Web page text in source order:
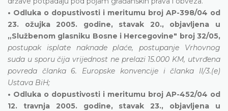
• Odluka o dopustivosti i meritumu broj AP-398/04 od
23. ožujka 2005. godine, stavak 20., objavljena u
„Službenom glasniku Bosne i Hercegovine" broj 32/05,
postupak isplate naknade plaće, postupanje Vrhovnog
suda u sporu čija vrijednost ne prelazi 15.000 KM, utvrđena
povreda članka 6. Europske konvencije i članka II/3.(e)
Ustava BiH;
• Odluka o dopustivosti i meritumu broj AP-452/04 od
12. travnja 2005. godine, stavak 23., objavljena u